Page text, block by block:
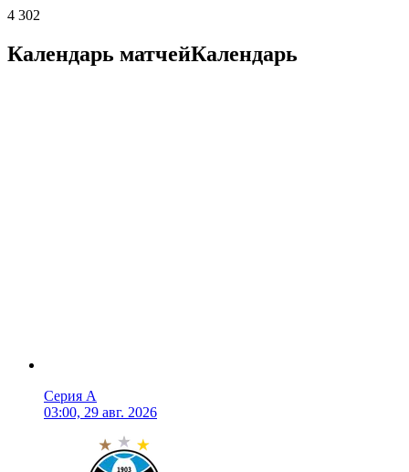
4 302
Календарь матчейКалендарь
Серия А
03:00, 29 авг. 2026